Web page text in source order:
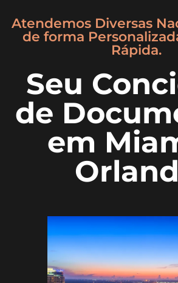
Atendemos Diversas
de forma
Rápida.
Seu
de
em